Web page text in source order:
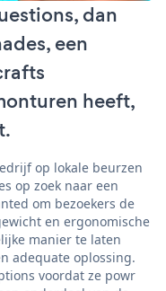
dan
een
heeft,
op lokale beurzen
op zoek naar een
om bezoekers de
en ergonomische
manier te laten
adequate oplossing.
voordat ze powr